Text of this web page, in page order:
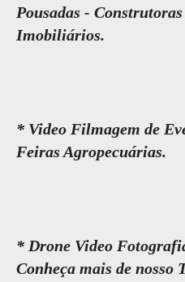
Pousadas -
Imobiliários.
* Video Filmagem de
Feiras Agropecuárias.
* Drone Video
Conheça mais de nosso